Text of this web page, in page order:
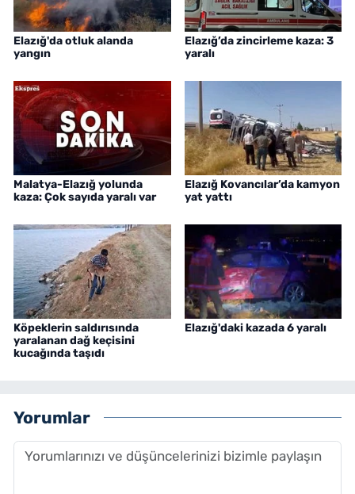
Elazığ'da otluk alanda
yangın
Elazığ’da zincirleme kaza: 3
yaralı
Malatya-Elazığ yolunda
kaza: Çok sayıda yaralı var
Elazığ Kovancılar’da kamyon
yat yattı
Köpeklerin saldırısında
yaralanan dağ keçisini
kucağında taşıdı
Elazığ'daki kazada 6 yaralı
Yorumlar